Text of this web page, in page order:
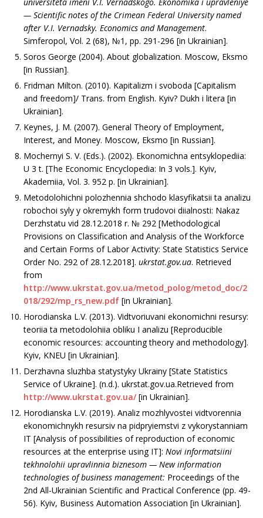
— Scientific notes of the Crimean Federal University named
after V.I. Vernadsky. Economics and Management.
Simferopol, Vol. 2 (68), №1, рр. 291-296 [in Ukrainian].
Soros George (2004). About globalization. Moscow, Eksmo
[in Russian].
Fridman Milton. (2010). Kapitalizm i svoboda [Capitalism
and freedom]/ Trans. from English. Kyiv? Dukh i litera [in
Ukrainian].
Keynes, J. M. (2007). General Theory of Employment,
Interest, and Money. Moscow, Eksmo [in Russian].
Mochernyi S. V. (Eds.). (2002). Ekonomichna entsyklopediia:
U 3 t. [The Economic Encyclopedia: In 3 vols.]. Kyiv,
Akademiia, Vol. 3. 952 р. [in Ukrainian].
Metodolohichni polozhennia shchodo klasyfikatsii ta analizu
robochoi syly y okremykh form trudovoi diialnosti: Nakaz
Derzhstatu vid 28.12.2018 r. № 292 [Methodological
Provisions on Classification and Analysis of the Workforce
and Certain Forms of Labor Activity: State Statistics Service
Order No. 292 of 28.12.2018]. ukrstat.gov.ua. Retrieved
from
http://www.ukrstat.gov.ua/metod_polog/metod_doc/2
018/292/mp_rs_new.pdf [in Ukrainian].
Horodianska L.V. (2013). Vidtvoriuvani ekonomichni resursy:
teoriia ta metodolohiia obliku I analizu [Reproducible
economic resources: accounting theory and methodology].
Kyiv, KNEU [in Ukrainian].
Derzhavna sluzhba statystyky Ukrainy [State Statistics
Service of Ukraine]. (n.d.). ukrstat.gov.ua.Retrieved from
http://www.ukrstat.gov.ua/[in Ukrainian].
Horodianska L.V. (2019). Analiz mozhlyvostei vidtvorennia
ekonomichnykh resursiv na pidpryiemstvi z vykorystanniam
IT [Analysis of possibilities of reproduction of economic
resources at the enterprise using IT]: Novi informatsiini
tekhnolohii upravlinnia biznesom — New information
technologies of business management: Proceedings of the
2nd All-Ukrainian Scientific and Practical Conference (рр. 49-
56). Kyiv, Business Automation Association [in Ukrainian].